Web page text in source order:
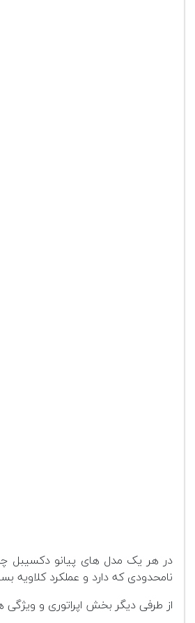
نامحدودی که دارد و عملکرد کلاویه
از طرفی دیگر بخش اپراتوری و